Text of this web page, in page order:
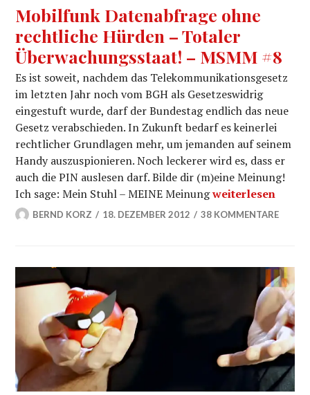
Mobilfunk Datenabfrage ohne
rechtliche Hürden – Totaler
Überwachungsstaat! – MSMM #8
Es ist soweit, nachdem das Telekommunikationsgesetz
im letzten Jahr noch vom BGH als Gesetzeswidrig
eingestuft wurde, darf der Bundestag endlich das neue
Gesetz verabschieden. In Zukunft bedarf es keinerlei
rechtlicher Grundlagen mehr, um jemanden auf seinem
Handy auszuspionieren. Noch leckerer wird es, dass er
auch die PIN auslesen darf. Bilde dir (m)eine Meinung!
Ich sage: Mein Stuhl – MEINE MeinungMobilfunk
weiterlesen
BERND KORZ 18. DEZEMBER 2012 38 KOMMENTARE